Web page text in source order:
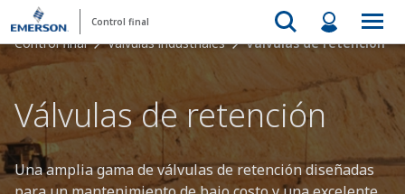
Control final
Control final Válvulas industriales Válvulas de retención
Válvulas de retención
Una amplia gama de válvulas de retención diseñadas